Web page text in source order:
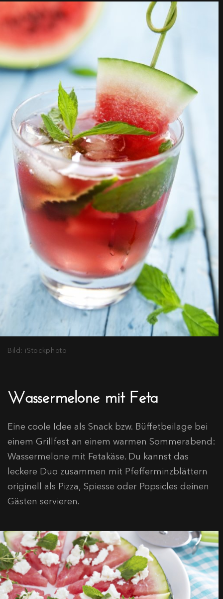
Bild: iStockphoto
Wassermelone mit Feta
Eine coole Idee als Snack bzw. Büffetbeilage bei
einem Grillfest an einem warmen Sommerabend:
Wassermelone mit Fetakäse. Du kannst das
leckere Duo zusammen mit Pfefferminzblättern
originell als Pizza, Spiesse oder Popsicles deinen
Gästen servieren.